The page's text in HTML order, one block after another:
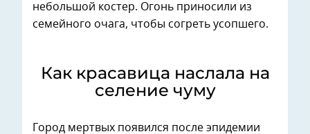
небольшой костер. Огонь приносили из
семейного очага, чтобы согреть усопшего.
Как красавица наслала на
селение чуму
Город мертвых появился после эпидемии